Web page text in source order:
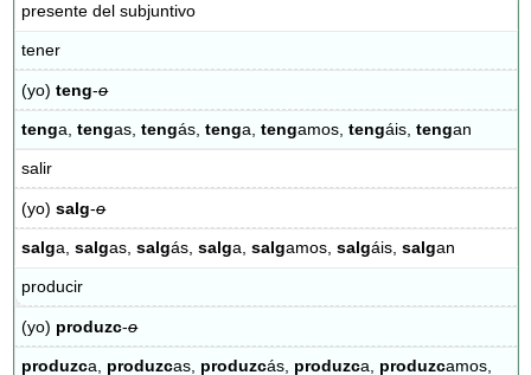
presente del subjuntivo
tener
(yo)teng-o
tenga,tengas,tengás,tenga,tengamos,tengáis,tengan
salir
(yo)salg-o
salga,salgas,salgás,salga,salgamos,salgáis,salgan
producir
(yo) produzc-o
produzca, produzcas, produzcás, produzca, produzcamos,